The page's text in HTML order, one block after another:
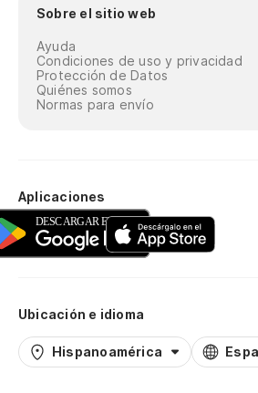
Sobre el sitio web
Ayuda
Condiciones de uso y privacidad
Protección de Datos
Quiénes somos
Normas para envío
Aplicaciones
Ubicación e idioma
Hispanoamérica